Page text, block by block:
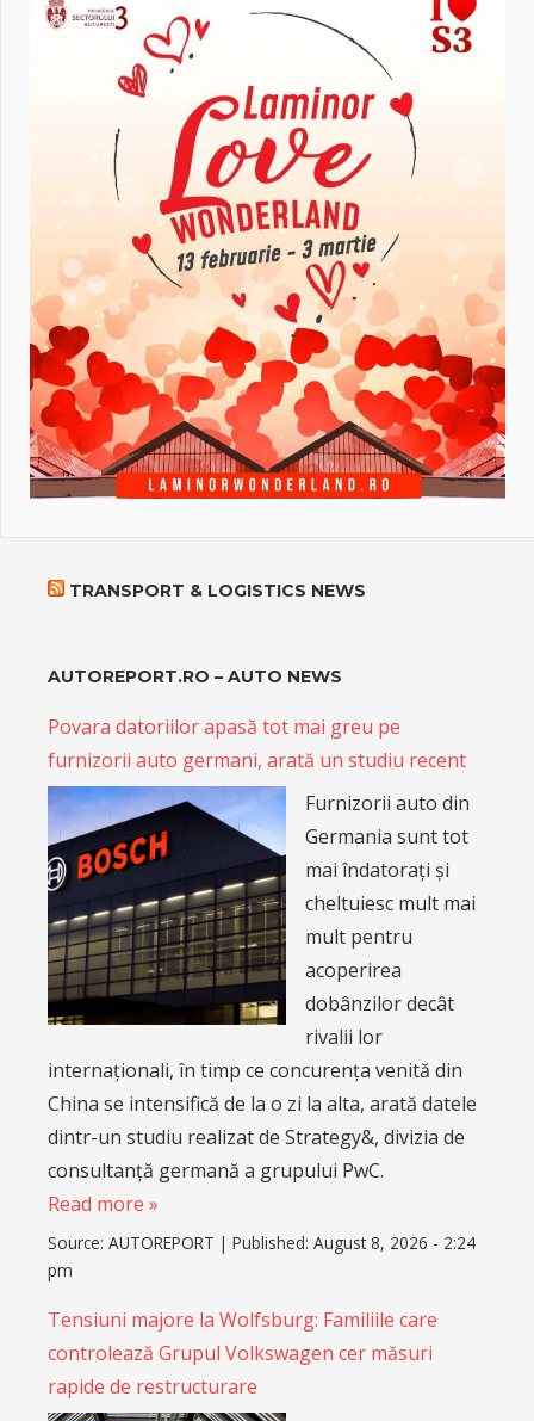
TRANSPORT & LOGISTICS NEWS
AUTOREPORT.RO – AUTO NEWS
Povara datoriilor apasă tot mai greu pe
furnizorii auto germani, arată un studiu recent
Furnizorii auto din
Germania sunt tot
mai îndatorați și
cheltuiesc mult mai
mult pentru
acoperirea
dobânzilor decât
rivalii lor
internaționali, în timp ce concurența venită din
China se intensifică de la o zi la alta, arată datele
dintr-un studiu realizat de Strategy&, divizia de
consultanță germană a grupului PwC.
Read more »
Source: AUTOREPORT | Published: August 8, 2026 - 2:24
pm
Tensiuni majore la Wolfsburg: Familiile care
controlează Grupul Volkswagen cer măsuri
rapide de restructurare